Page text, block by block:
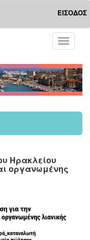
ΕΙΣΟΔΟΣ
Toggle
Ηρακλείου
οργανωμένης